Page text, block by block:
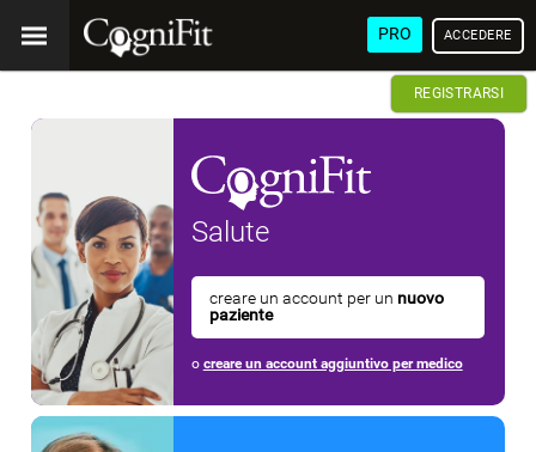
PRO ACCEDERE
REGISTRARSI
Salute
creare un account per un nuovo
paziente
o creare un account aggiuntivo per medico